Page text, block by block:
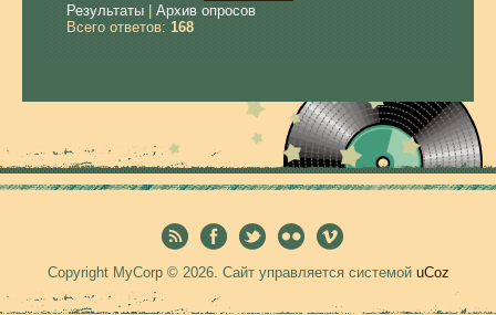
Результаты
Архив опросов
Всего ответов: 168
Copyright MyCorp © 2026. Сайт управляется системой uCoz